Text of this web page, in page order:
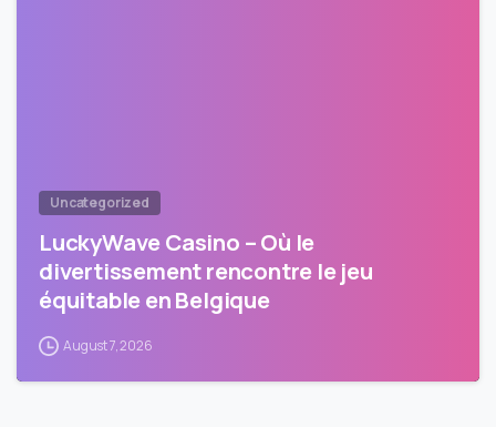
Uncategorized
LuckyWave Casino – Où le
divertissement rencontre le jeu
équitable en Belgique
August 7, 2026